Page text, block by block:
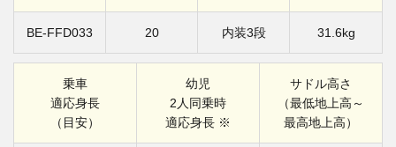
BE-FFD033 20 内装3段 31.6kg
乗車
適応身長
（目安）
幼児
2人同乗時
適応身長 ※
サドル高さ
（最低地上高～
最高地上高）